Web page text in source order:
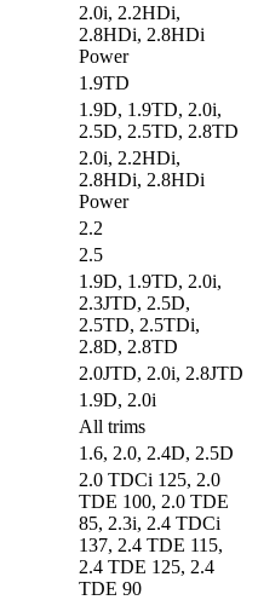
2.0i, 2.2HDi,
2.8HDi, 2.8HDi
Power
1.9TD
1.9D, 1.9TD, 2.0i,
2.5D, 2.5TD, 2.8TD
2.0i, 2.2HDi,
2.8HDi, 2.8HDi
Power
2.2
2.5
1.9D, 1.9TD, 2.0i,
2.3JTD, 2.5D,
2.5TD, 2.5TDi,
2.8D, 2.8TD
2.0JTD, 2.0i, 2.8JTD
1.9D, 2.0i
All trims
1.6, 2.0, 2.4D, 2.5D
2.0 TDCi 125, 2.0
TDE 100, 2.0 TDE
85, 2.3i, 2.4 TDCi
137, 2.4 TDE 115,
2.4 TDE 125, 2.4
TDE 90